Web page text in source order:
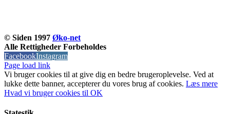
© Siden 1997 Øko-net
Alle Rettigheder Forbeholdes
FacebookInstagram
Page load link
Vi bruger cookies til at give dig en bedre brugeroplevelse. Ved at
lukke dette banner, accepterer du vores brug af ​​cookies. Læs mere
Hvad vi bruger cookies til OK